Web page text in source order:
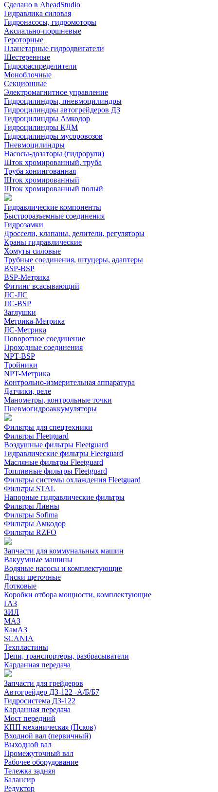
Сделано в AheadStudio
Гидравлика силовая
Гидронасосы, гидромоторы
Аксиально-поршневые
Героторные
Планетарные гидродвигатели
Шестеренные
Гидрораспределители
Моноблочные
Секционные
Электромагнитное управление
Гидроцилиндры, пневмоцилиндры
Гидроцилиндры автогрейдеров ДЗ
Гидроцилиндры Амкодор
Гидроцилиндры КДМ
Гидроцилиндры мусоровозов
Пневмоцилиндры
Насосы-дозаторы (гидрорули)
Шток хромированный, труба
Труба хонингованная
Шток хромированный
Шток хромированный полый
Гидравлические компоненты
Быстроразъемные соединения
Гидрозамки
Дроссели, клапаны, делители, регуляторы
Краны гидравлические
Хомуты силовые
Трубные соединения, штуцеры, адаптеры
BSP-BSP
BSP-Метрика
Фитинг всасывающий
JIC-JIC
JIC-BSP
Заглушки
Метрика-Метрика
JIC-Метрика
Поворотное соединение
Проходные соединения
NPT-BSP
Тройники
NPT-Метрика
Контрольно-измерительная аппаратура
Датчики, реле
Манометры, контрольные точки
Пневмогидроаккумуляторы
Фильтры для спецтехники
Фильтры Fleetguard
Воздушные фильтры Fleetguard
Гидравлические фильтры Fleetguard
Масляные фильтры Fleetguard
Топливные фильтры Fleetguard
Фильтры системы охлаждения Fleetguard
Фильтры STAL
Напорные гидравлические фильтры
Фильтры Ливны
Фильтры Sofima
Фильтры Амкодор
Фильтры RZFO
Запчасти для коммунальных машин
Вакуумные машины
Водяные насосы и комплектующие
Диски щеточные
Лотковые
Коробки отбора мощности, комплектующие
ГАЗ
ЗИЛ
МАЗ
КамАЗ
SCANIA
Техпластины
Цепи, транспортеры, разбрасыватели
Карданная передача
Запчасти для грейдеров
Автогрейдер ДЗ-122 -А/Б/Б7
Гидросистема ДЗ-122
Карданная передача
Мост передний
КПП механическая (Псков)
Входной вал (первичный)
Выходной вал
Промежуточный вал
Рабочее оборудование
Тележка задняя
Балансир
Редуктор